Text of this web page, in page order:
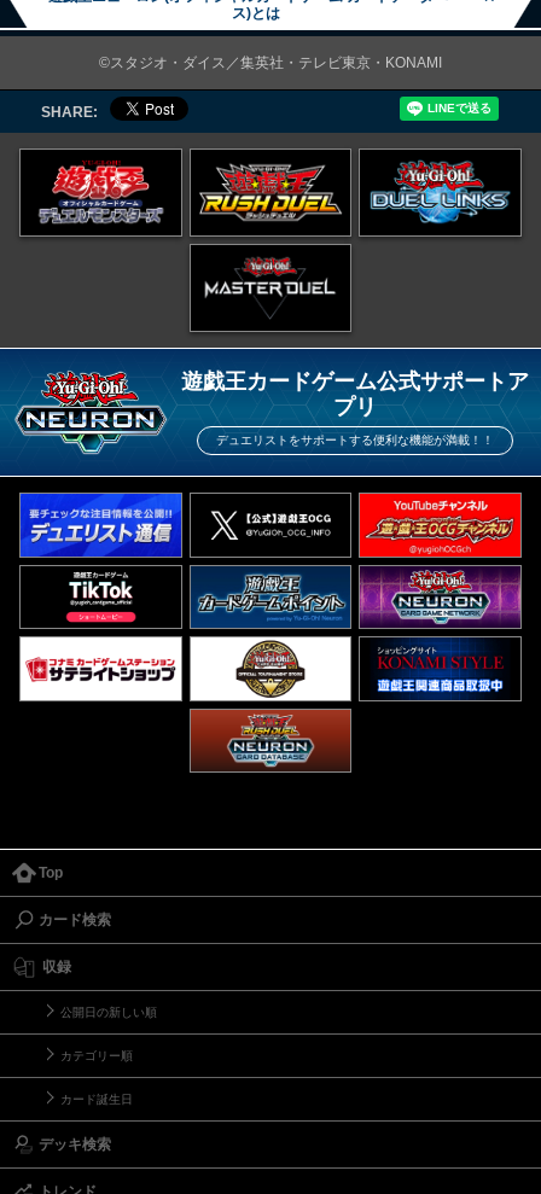
ス)とは
©スタジオ・ダイス／集英社・テレビ東京・KONAMI
SHARE:
遊戯王カードゲーム公式サポートア
プリ
デュエリストをサポートする便利な機能が満載！！
Top
カード検索
収録
公開日の新しい順
カテゴリー順
カード誕生日
デッキ検索